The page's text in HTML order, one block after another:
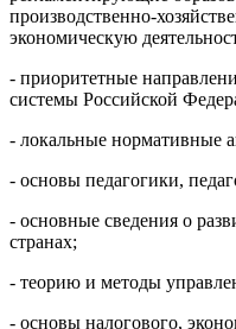
производственно-
экономическую
- приоритетные
системы Российской
- локальные нормативные
- основы педагогики,
- основные сведения о
странах;
- теорию и методы
- основы налогового,